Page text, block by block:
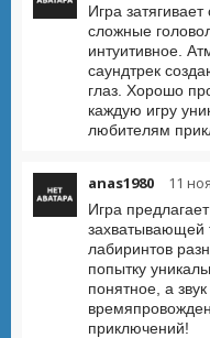
Игра
сложные
интуитивное.
саундтрек
глаз. Хорошо
каждую игру
любителям
anas1980 11
Игра
захватывающей
лабиринтов
попытку
понятное, а
приключений!